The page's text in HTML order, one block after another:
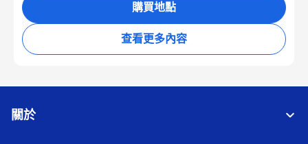
購買地點
查看更多內容
關於